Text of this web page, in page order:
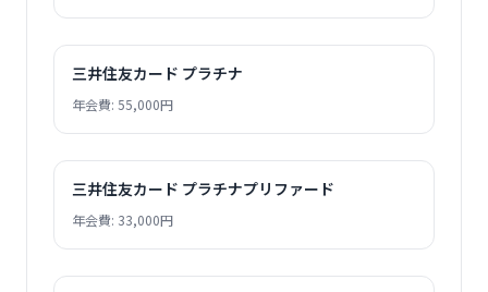
三井住友カード プラチナ
年会費: 55,000円
三井住友カード プラチナプリファード
年会費: 33,000円